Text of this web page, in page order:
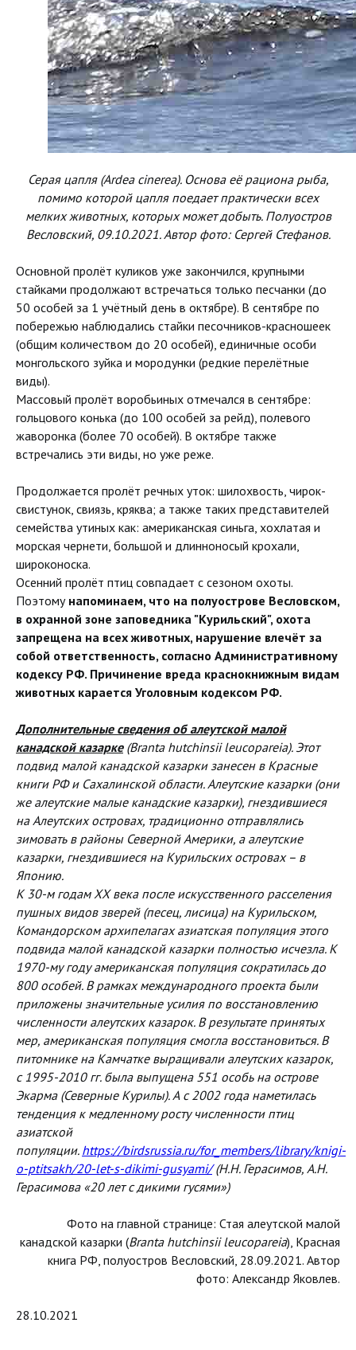
Серая цапля (Ardea cinerea). Основа её рациона рыба,
помимо которой цапля поедает практически всех
мелких животных, которых может добыть. Полуостров
Весловский, 09.10.2021. Автор фото: Сергей Стефанов.
Основной пролёт куликов уже закончился, крупными
стайками продолжают встречаться только песчанки (до
50 особей за 1 учётный день в октябре). В сентябре по
побережью наблюдались стайки песочников-красношеек
(общим количеством до 20 особей), единичные особи
монгольского зуйка и мородунки (редкие перелётные
виды).
Массовый пролёт воробьиных отмечался в сентябре:
гольцового конька (до 100 особей за рейд), полевого
жаворонка (более 70 особей). В октябре также
встречались эти виды, но уже реже.
Продолжается пролёт речных уток: шилохвость, чирок-
свистунок, свиязь, кряква; а также таких представителей
семейства утиных как: американская синьга, хохлатая и
морская чернети, большой и длинноносый крохали,
широконоска.
Осенний пролёт птиц совпадает с сезоном охоты.
Поэтому напоминаем, что на полуострове Весловском,
в охранной зоне заповедника "Курильский", охота
запрещена на всех животных, нарушение влечёт за
собой ответственность, согласно Административному
кодексу РФ. Причинение вреда краснокнижным видам
животных карается Уголовным кодексом РФ.
Дополнительные сведения об алеутской малой
канадской казарке(Branta hutchinsii leucopareia). Этот
подвид малой канадской казарки занесен в Красные
книги РФ и Сахалинской области. Алеутские казарки (они
же алеутские малые канадские казарки), гнездившиеся
на Алеутских островах, традиционно отправлялись
зимовать в районы Северной Америки, а алеутские
казарки, гнездившиеся на Курильских островах – в
Японию.
К 30-м годам XX века после искусственного расселения
пушных видов зверей (песец, лисица) на Курильском,
Командорском архипелагах азиатская популяция этого
подвида малой канадской казарки полностью исчезла. К
1970-му году американская популяция сократилась до
800 особей. В рамках международного проекта были
приложены значительные усилия по восстановлению
численности алеутских казарок. В результате принятых
мер, американская популяция смогла восстановиться. В
питомнике на Камчатке выращивали алеутских казарок,
с 1995-2010 гг. была выпущена 551 особь на острове
Экарма (Северные Курилы). А с 2002 года наметилась
тенденция к медленному росту численности птиц
азиатской
популяции. https://birdsrussia.ru/for_members/library/knigi-
o-ptitsakh/20-let-s-dikimi-gusyami/(Н.Н. Герасимов, А.Н.
Герасимова «20 лет с дикими гусями»)
Фото на главной странице: Стая алеутской малой
канадской казарки (Branta hutchinsii leucopareia), Красная
книга РФ, полуостров Весловский, 28.09.2021. Автор
фото: Александр Яковлев.
28.10.2021